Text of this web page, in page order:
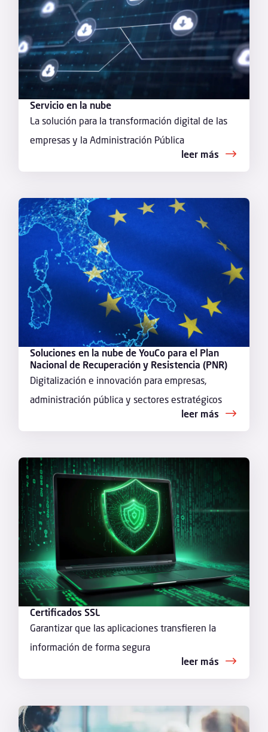
Servicio en la nube
La solución para la transformación digital de las
empresas y la Administración Pública
leer más
Soluciones en la nube de YouCo para el Plan
Nacional de Recuperación y Resistencia (PNR)
Digitalización e innovación para empresas,
administración pública y sectores estratégicos
leer más
Certificados SSL
Garantizar que las aplicaciones transfieren la
información de forma segura
leer más